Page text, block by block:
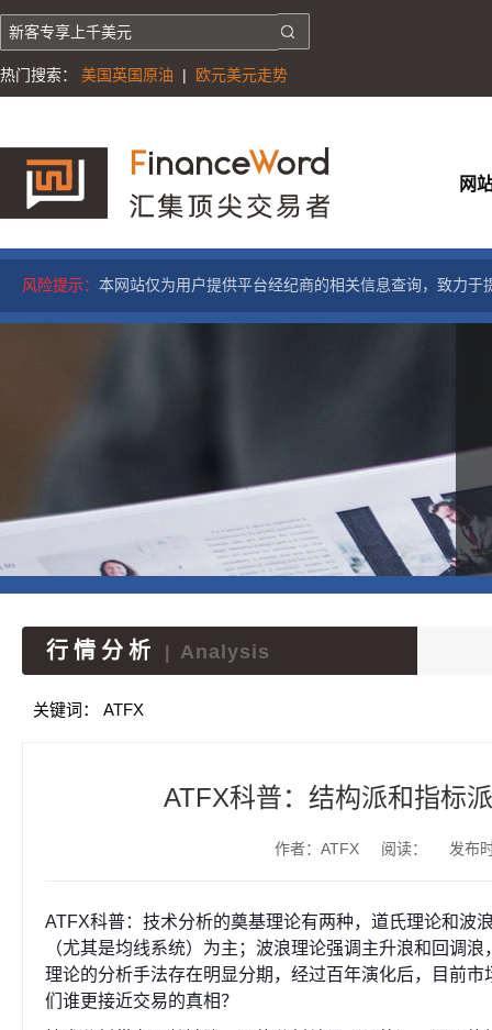
热门搜索： 美国英国原油 | 欧元美元走势
网
风险提示： 本网站仅为用户提供平台经纪商的相关信息查询，致力
行情分析 Analysis
关键词： ATFX
ATFX科普：结构派和指标
作者：ATFX 阅读： 发布
ATFX科普：技术分析的奠基理论有两种，道氏理论和波
（尤其是均线系统）为主；波浪理论强调主升浪和回调
理论的分析手法存在明显分期，经过百年演化后，目前
们谁更接近交易的真相？